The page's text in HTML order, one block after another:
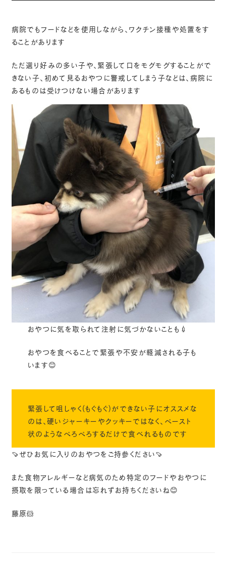
病院でもフードなどを使用しながら、ワクチン接種や処置をす
ることがあります
ただ選り好みの多い子や、緊張して口をモグモグすることがで
きない子、初めて見るおやつに警戒してしまう子などは、病院に
あるものは受けつけない場合があります
おやつに気を取られて注射に気づかないことも💉
おやつを食べることで緊張や不安が軽減される子も
います😊
緊張して咀しゃく(もぐもぐ)ができない子にオススメな
のは、硬いジャーキーやクッキーではなく、ペースト
状のようなぺろぺろするだけで食べれるものです
🍠ぜひお気に入りのおやつをご持参ください🍠
また食物アレルギーなど病気のため特定のフードやおやつに
摂取を限っている場合は忘れずお持ちくださいね😊
藤原🐹